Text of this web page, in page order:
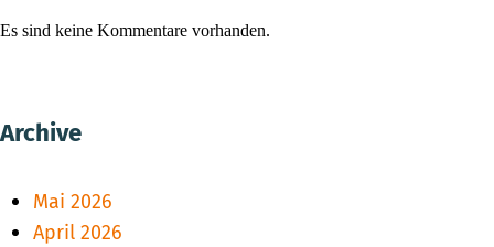
Es sind keine Kommentare vorhanden.
Archive
Mai 2026
April 2026